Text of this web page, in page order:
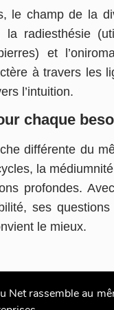
le champ de la
radiesthésie
et
à travers les
l’intuition.
chaque
différente du
la
profondes.
ses
le mieux.
Net rassemble au